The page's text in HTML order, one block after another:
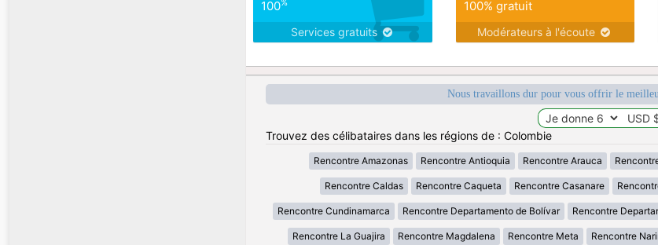
100%
Services gratuits
100% gratuit
Modérateurs à l'écoute
Nous travaillons dur pour vous offrir le
Trouvez des célibataires dans les régions de : Colombie
Rencontre Amazonas Rencontre Antioquia Rencontre Arauca
Rencontre Caldas Rencontre Caqueta Rencontre Casanare
Rencontre Cundinamarca Rencontre Departamento de Bolívar Rencontre
Rencontre La Guajira Rencontre Magdalena Rencontre Meta Rencontre